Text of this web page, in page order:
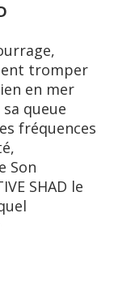
tromper
en mer
sa queue
fréquences
Son
SHAD le